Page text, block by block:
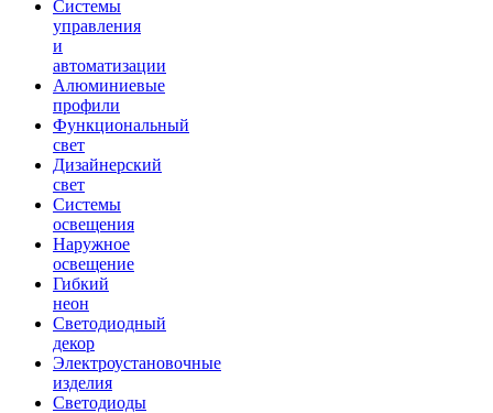
Системы
управления
и
автоматизации
Алюминиевые
профили
Функциональный
свет
Дизайнерский
свет
Системы
освещения
Наружное
освещение
Гибкий
неон
Светодиодный
декор
Электроустановочные
изделия
Светодиоды